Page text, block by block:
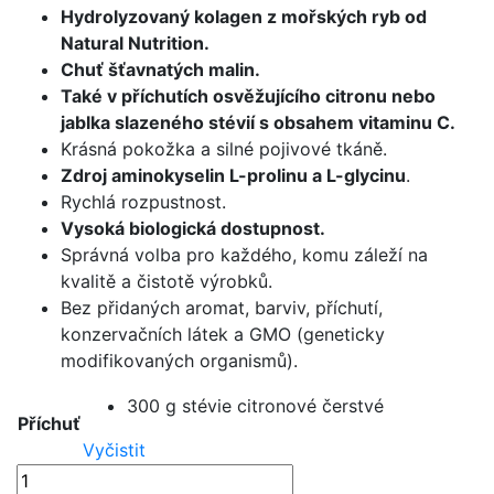
was:
615 Kč.
is:
492 Kč.
Hydrolyzovaný kolagen z mořských ryb od
Natural Nutrition.
Chuť šťavnatých malin.
Také v příchutích osvěžujícího citronu nebo
jablka slazeného stévií s obsahem vitaminu C.
Krásná pokožka a silné pojivové tkáně.
Zdroj aminokyselin L-prolinu a L-glycinu.
Rychlá rozpustnost.
Vysoká biologická dostupnost.
Správná volba pro každého, komu záleží na
kvalitě a čistotě výrobků.
Bez přidaných aromat, barviv, příchutí,
konzervačních látek a GMO (geneticky
modifikovaných organismů).
Příchuť
300 g stévie citronové čerstvé
Vyčistit
Collagen